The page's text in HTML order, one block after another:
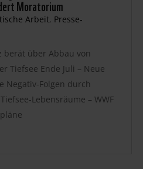
Moratorium
Arbeit, Presse-
über Abbau von
Tiefsee Ende Juli – Neue
Negativ-Folgen durch
Lebensräume – WWF